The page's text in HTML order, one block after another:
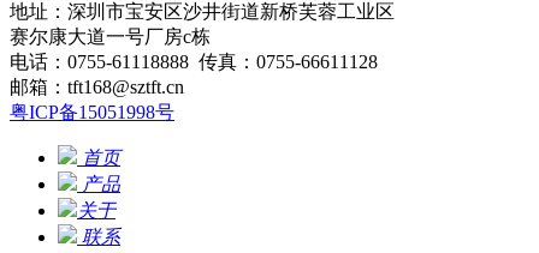
地址：深圳市宝安区沙井街道新桥芙蓉工业区
赛尔康大道一号厂房c栋
电话：0755-61118888 传真：0755-66611128
邮箱：tft168@sztft.cn
粤ICP备15051998号
首页
产品
关于
联系